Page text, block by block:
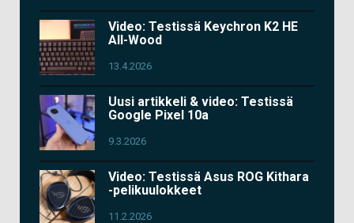
Video: Testissä Keychron K2 HE
All-Wood
13.4.2026
Uusi artikkeli & video: Testissä
Google Pixel 10a
9.3.2026
Video: Testissä Asus ROG Kithara
-pelikuulokkeet
11.2.2026